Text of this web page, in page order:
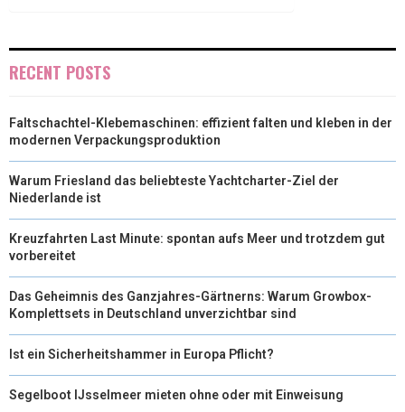
RECENT POSTS
Faltschachtel-Klebemaschinen: effizient falten und kleben in der
modernen Verpackungsproduktion
Warum Friesland das beliebteste Yachtcharter-Ziel der
Niederlande ist
Kreuzfahrten Last Minute: spontan aufs Meer und trotzdem gut
vorbereitet
Das Geheimnis des Ganzjahres-Gärtnerns: Warum Growbox-
Komplettsets in Deutschland unverzichtbar sind
Ist ein Sicherheitshammer in Europa Pflicht?
Segelboot IJsselmeer mieten ohne oder mit Einweisung